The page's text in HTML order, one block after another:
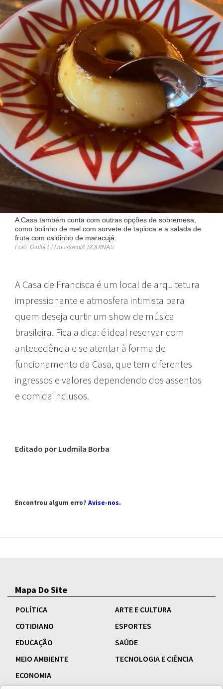
A Casa também conta com outras opções de sobremesa,
como bolinho de mel com sorvete de tapioca e a salada de
fruta com caldinho de maracujá.
Foto: Giulia El Houssami/ESQUINAS
A Casa de Francisca é um local de arquitetura
impressionante e atmosfera intimista para
quem deseja curtir um show de música
brasileira. Fica a dica: é ideal reservar com
antecedência e se atentar à forma de
funcionamento da Casa, que tem diferentes
ingressos e valores dependendo dos assentos
e comida inclusos.
Editado por Ludmila Borba
Encontrou algum erro? Avise-nos.
Mapa Do Site
POLÍTICA
ARTE E CULTURA
COTIDIANO
ESPORTES
EDUCAÇÃO
SAÚDE
MEIO AMBIENTE
TECNOLOGIA E CIÊNCIA
ECONOMIA